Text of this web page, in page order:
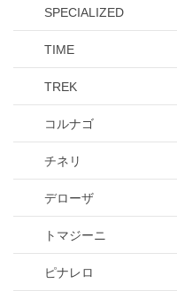
SPECIALIZED
TIME
TREK
コルナゴ
チネリ
デローザ
トマジーニ
ピナレロ